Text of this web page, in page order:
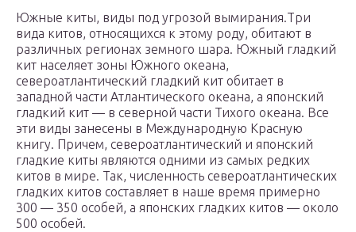
Южные киты, виды под угрозой вымирания.Три
вида китов, относящихся к этому роду, обитают в
различных регионах земного шара. Южный гладкий
кит населяет зоны Южного океана,
североатлантический гладкий кит обитает в
западной части Атлантического океана, а японский
гладкий кит — в северной части Тихого океана. Все
эти виды занесены в Международную Красную
книгу. Причем, североатлантический и японский
гладкие киты являются одними из самых редких
китов в мире. Так, численность североатлантических
гладких китов составляет в наше время примерно
300 — 350 особей, а японских гладких китов — около
500 особей.